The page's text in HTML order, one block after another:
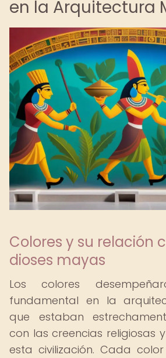
en la Arquitectura
Colores y su relación
dioses mayas
Los colores
fundamental en la
que estaban
con las creencias religiosas
esta civilización. Cada